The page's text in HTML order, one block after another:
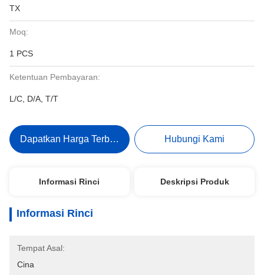
TX
Moq:
1 PCS
Ketentuan Pembayaran:
L/C, D/A, T/T
Dapatkan Harga Terbaik Hubungi Kami
Informasi Rinci Deskripsi Produk
Informasi Rinci
Tempat Asal:
Cina